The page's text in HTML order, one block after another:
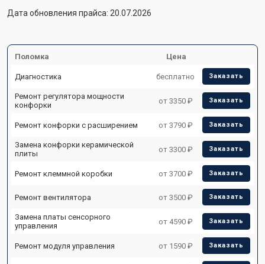
Дата обновления прайса: 20.07.2026
Поломка Цена
Диагностика бесплатно Заказать
Ремонт регулятора мощности
конфорки
от 3350 ₽ Заказать
Ремонт конфорки с расширением от 3790 ₽ Заказать
Замена конфорки керамической
плиты
от 3300 ₽ Заказать
Ремонт клеммной коробки от 3700 ₽ Заказать
Ремонт вентилятора от 3500 ₽ Заказать
Замена платы сенсорного
управления
от 4590 ₽ Заказать
Ремонт модуля управления от 1590 ₽ Заказать